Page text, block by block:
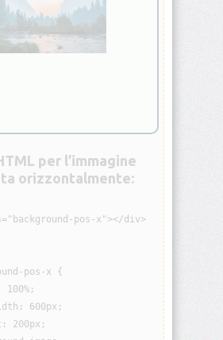
per l’immagine
orizzontalmente: